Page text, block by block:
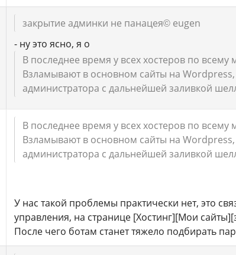
закрытие админки не панацея© eugen
- ну это ясно, я о
В последнее время у всех хостеров по
Взламывают в основном сайты на
администратора с дальнейшей заливкой
В последнее время у всех хостеров по
Взламывают в основном сайты на
администратора с дальнейшей заливкой
У нас такой проблемы практически нет, это
управления, на странице [Хостинг][Мои
После чего ботам станет тяжело подбирать